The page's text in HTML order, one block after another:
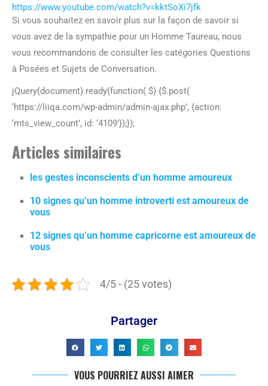
https://www.youtube.com/watch?v=kktSoXi7jfk
Si vous souhaitez en savoir plus sur la façon de savoir si
vous avez de la sympathie pour un Homme Taureau, nous
vous recommandons de consulter les catégories Questions
à Posées et Sujets de Conversation.
jQuery(document).ready(function( $) {$.post(
‘https://liiqa.com/wp-admin/admin-ajax.php’, {action:
‘mts_view_count’, id: ‘4109’});});
Articles similaires
les gestes inconscients d’un homme amoureux
10 signes qu’un homme introverti est amoureux de
vous
12 signes qu’un homme capricorne est amoureux de
vous
4/5 - (25 votes)
Partager
VOUS POURRIEZ AUSSI AIMER